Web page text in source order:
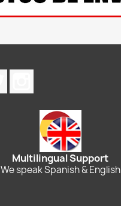
Multilingual Support
We speak Spanish & English